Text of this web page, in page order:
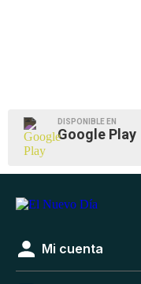
DISPONIBLE EN
Google Play
Mi cuenta